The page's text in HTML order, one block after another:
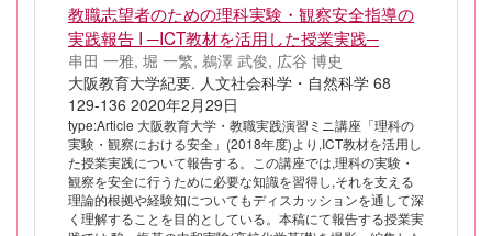
教職志望者のための理科実験・観察安全指導の
実践報告 I ─ICT教材を活用した授業実践─
串田 一雅, 堀 一繁, 鵜澤 武俊, 広谷 博史
大阪教育大学紀要. 人文社会科学・自然科学 68
129-136 2020年2月29日
type:Article 大阪教育大学・教職実践演習ミニ講座「理科の
実験・観察における安全」(2018年度)より,ICT教材を活用し
た授業実践について報告する。この講座では,理科の実験・
観察を安全に行うために必要な知識を習得し,それを支える
理論的根拠や経験知についてもディスカッションを通して深
く理解することを目的としている。本稿にて報告する授業実